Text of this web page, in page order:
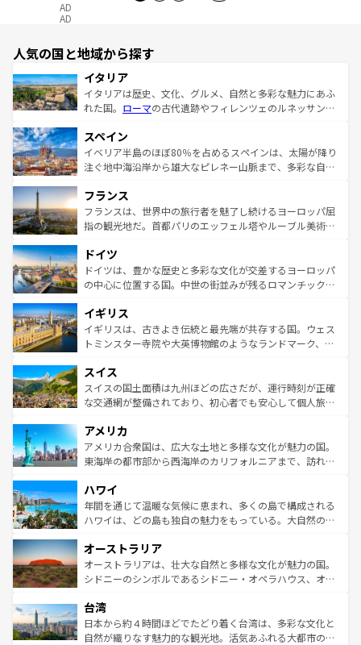
AD
AD
人気の国と地域から探す
イタリア
イタリアは歴史、文化、グルメ、自然と多彩な魅力にあふ
れた国。 ローマの古代遺跡やフィレンツェのルネッサンス
ろん、トスカーナの美しい田園風景やアマルフィ海岸の絶
景など、自然景観も見逃せない。観光の合間には、本場の
ピザやパスタなど、絶品のイタリア料理を堪能することも
ませてくれるイタリアで、忘れられない旅をしてみよう！
なお、新着のイタリア情報はコンテンツ一覧 を参照してほ
しい。
スペイン
イベリア半島のほぼ80％を占めるスペインは、太陽が降り
注ぐ地中海沿岸から雄大なピレネー山脈まで、多彩な自然
文化が根付くこの国では、情熱的なフラメンコ、熱気あふ
れる闘牛、そして美味しいタパスが生活の一部となってい
る。首都マドリードの洗練された雰囲気や、バルセロナの
の城塞都市、穏やかなビーチリゾートまで多彩な表情を見
せる。地方によって風土や気候が異なるスペインはその個
性で訪れる人を魅了する。 なお、新着のスペイン情報はコ
フランス
フランスは、世界中の旅行者を魅了し続けるヨーロッパ屈
指の観光地だ。首都パリのエッフェル塔やルーブル美術館
で、幅広い魅力が詰まっている。華麗な宮殿、歴史的な大
聖堂、美しいビーチ、そして豊かな自然が、訪れる者を心
から魅了する。また、フランスは美食の国としても知ら
いる。シャンパンの発祥地であるランス、プロヴァンスの
香り高いラベンダー畑など、多彩な楽しみ方が可能だ。さ
らに、パリ以外の地域にも魅力が溢れており、どの街角に
れる地方に足を運ぶとそれぞれで全く異なる文化を体験で
きるだろう。 なお、新着のフランス情報はコンテンツ一覧
を参照してほしい。
ドイツ
ドイツは、豊かな歴史と多彩な文化が交差するヨーロッパ
の中心に位置する国。中世の街並みが残るロマンチック街
顔を持つこの国は、どこを歩いても飽きることがない。ベ
ルリンの文化的活気、バイエルン州のアルプスの絶景、そ
してライン川沿いのワイン畑といった風景は必見。ビール
は、お酒好きな人にはぜひ体験してほしい。 なお、新着の
ドイツ情報はコンテンツ一覧を参照してほしい。
イギリス
イギリスは、古きよき伝統と最先端が共存する国。ウェス
トミンスター寺院や大英博物館のようなランドマーク、歴
リアごとに異なる魅力がある。また、優雅なアフタヌーン
ティー、ビール好きにはたまらない英国パブ、サッカー観
戦など、本場だからこそできる体験も豊富。イギリスを旅
ンツ一覧を参照してほしい。
スイス
スイスの国土面積は九州ほどの広さだが、運行時刻が正確
な交通網が整備されており、初心者でも安心して個人旅行
の建物がそのまま残る町や、スイスならではのユニークな
博物館もあり、アルプス観光だけでなく町歩きも満喫する
ことができる。国民の所得が高いため物価も高いが、旅行
ば市内交通費無料で観光を楽しむこともできる。 なお、新
着のスイス情報はコンテンツ一覧 を参照してほしい。
アメリカ
アメリカ合衆国は、広大な土地と多様な文化が魅力の国。
東海岸の都市部から西海岸のカリフォルニアまで、訪れる
のような巨大都市は、観光、ショッピング、エンターテイ
ンメントが詰まった刺激的なスポットだ。一方、アメリカ
西部には大自然が広がり、グランドキャニオンやイエロー
部のニューオーリンズでは、音楽と美食が融合した独特の
文化が魅力。旅行者はアメリカの各地域で異なる魅力を楽
しみながら、その多様性と豊かな歴史を感じることができ
ならではの贅沢な旅のスタイルだ。 なお、新着のアメリカ
情報はコンテンツ一覧を参照してほしい。
ハワイ
年間を通じて温暖な気候に恵まれ、多くの島で構成される
ハワイは、どの島も独自の魅力をもっている。大自然の神
ワイ島は見逃せない。また、定番の観光地といえばオアフ
島だが、静かな自然を求めるならマウイ島やカウアイ島が
おすすめ。エメラルドグリーンに輝く海をはじめ、豊かな
れるおもてなしの心で訪れる人々を迎えてくれるハワイの
人々、おいしいローカルフードやハワイアンミュージッ
ク、伝統的なフラダンスなど、すべてがハワイの魅力を彩
オーストラリア
オーストラリアは、壮大な自然と多様な文化が魅力の国。
シドニーのシンボルであるシドニー・オペラハウス、オー
リアリーフや大陸中央部にそびえるウルル（エアーズロッ
ク）、タスマニアの美しい原生林やケアンズの熱帯雨林な
ど、見どころがたくさん。また、カフェやワイン、オージ
台湾
日本から約４時間ほどでたどり着く台湾は、多彩な文化と
自然が織りなす魅力的な観光地。活気あふれる大都市の台